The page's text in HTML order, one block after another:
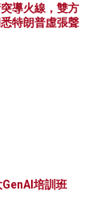
導火線，雙方
特朗普虛張聲
培訓班